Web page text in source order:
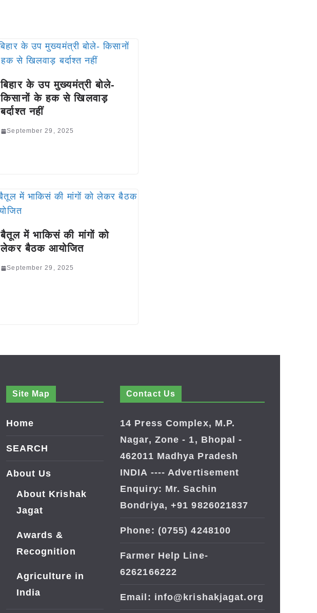
बिहार के उप मुख्यमंत्री बोले-
किसानों के हक से खिलवाड़
बर्दाश्त नहीं
September 29, 2025
बैतूल में भाकिसं की मांगों को
लेकर बैठक आयोजित
September 29, 2025
Site Map
Home
SEARCH
About Us
About Krishak
Jagat
Awards &
Recognition
Agriculture in
India
Contact Us
14 Press Complex, M.P.
Nagar, Zone - 1, Bhopal -
462011 Madhya Pradesh
INDIA ---- Advertisement
Enquiry: Mr. Sachin
Bondriya, +91 9826021837
Phone: (0755) 4248100
Farmer Help Line-
6262166222
Email: info@krishakjagat.org